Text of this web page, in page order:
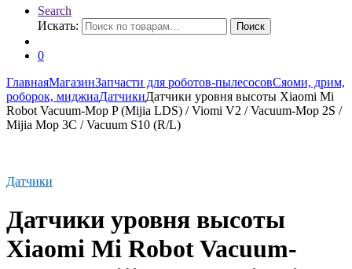
Search
Искать:
Поиск
0
ГлавнаяМагазинЗапчасти для роботов-пылесосовСяоми, дрим,
роборок, миджиаДатчикиДатчики уровня высоты Xiaomi Mi
Robot Vacuum-Mop P (Mijia LDS) / Viomi V2 / Vacuum-Mop 2S /
Mijia Mop 3C / Vacuum S10 (R/L)
Датчики
Датчики уровня высоты
Xiaomi Mi Robot Vacuum-